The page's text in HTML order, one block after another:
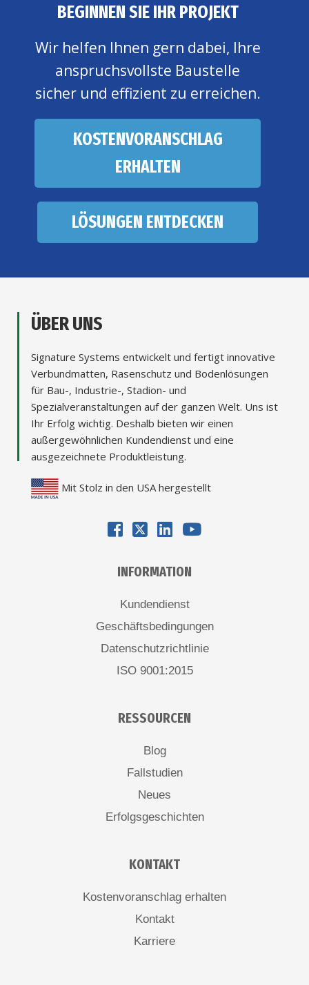
BEGINNEN SIE IHR PROJEKT
Wir helfen Ihnen gern dabei, Ihre
anspruchsvollste Baustelle
sicher und effizient zu erreichen.
KOSTENVORANSCHLAG
ERHALTEN
LÖSUNGEN ENTDECKEN
ÜBER UNS
Signature Systems entwickelt und fertigt innovative
Verbundmatten, Rasenschutz und Bodenlösungen
für Bau-, Industrie-, Stadion- und
Spezialveranstaltungen auf der ganzen Welt. Uns ist
Ihr Erfolg wichtig. Deshalb bieten wir einen
außergewöhnlichen Kundendienst und eine
ausgezeichnete Produktleistung.
Mit Stolz in den USA hergestellt
INFORMATION
Kundendienst
Geschäftsbedingungen
Datenschutzrichtlinie
ISO 9001:2015
RESSOURCEN
Blog
Fallstudien
Neues
Erfolgsgeschichten
KONTAKT
Kostenvoranschlag erhalten
Kontakt
Karriere